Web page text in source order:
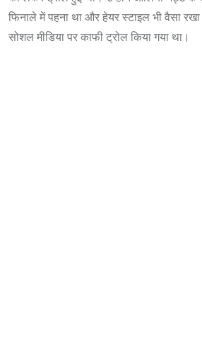
फिनाले में पहना था और हेयर स्टाइल भी वैसा
सोशल मीडिया पर काफी ट्रोल किया गया था।